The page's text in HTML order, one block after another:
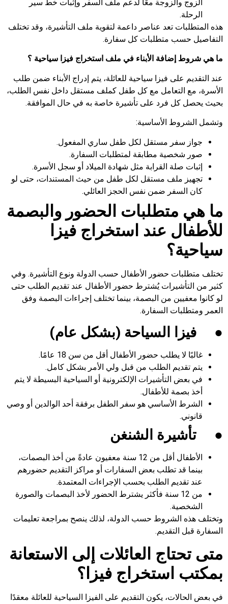
الزوج والزوجة معًا لدعم ملف السفر وإثبات خط سير
الرحلة.
هذه المتطلبات تعد عناصر داعمة لتقوية ملف التأشيرة، وقد تختلف
التفاصيل حسب متطلبات كل سفارة.
ما هي شروط إضافة الأبناء في ملف استخراج فيزا سياحية ؟
عند التقديم على فيزا سياحية للعائلة، يتم إدراج الأبناء ضمن طلب
الأسرة، مع التعامل مع كل طفل كملف مستقل داخل نفس الطلب،
بحيث يحصل كل فرد على تأشيرة خاصة به في حال الموافقة.
وتشمل الشروط الأساسية:
جواز سفر مستقل لكل طفل ساري المفعول.
صور شخصية مطابقة لمتطلبات السفارة.
إثبات صلة القرابة مثل شهادة الميلاد أو سجل الأسرة.
تجهيز ملف مستقل لكل طفل من حيث المستندات، حتى لو
كان السفر ضمن نفس الحجز العائلي.
ما هي متطلبات الحضور والبصمة
للأطفال عند استخراج فيزا
سياحية؟
تختلف متطلبات حضور الأطفال حسب الدولة ونوع التأشيرة. وفي
كثير من التأشيرات يُشترط حضور الأطفال عند تقديم الطلب حتى
لو كانوا معفيين من البصمة، بينما تختلف إجراءات البصمة وفق
العمر ومتطلبات السفارة.
● فيزا السياحة (بشكل عام)
غالبًا لا يطلب حضور الأطفال أقل من سن 18 عامًا.
يتم تقديم الطلب من قبل ولي الأمر بشكل كامل.
في بعض التأشيرات الإلكترونية أو السياحية البسيطة لا يتم
أخذ بصمة للأطفال.
الشرط الأساسي هو سفر الطفل برفقة أحد الوالدين أو وصي
قانوني.
● تأشيرة الشنغن
الأطفال أقل من 12 سنة معفيون عادةً من أخذ البصمات،
بينما قد تطلب بعض السفارات أو مراكز التقديم حضورهم
عند تقديم الطلب بحسب الإجراءات المعتمدة.
من 12 سنة فأكثر يشترط الحضور لأخذ البصمات والصورة
الشخصية.
وتختلف هذه الشروط حسب الدولة، لذلك ينصح بمراجعة تعليمات
السفارة قبل التقديم.
متى تحتاج العائلات إلى الاستعانة
بمكتب استخراج فيزا؟
في بعض الحالات، يكون التقديم على الفيزا السياحية للعائلة معقدًا